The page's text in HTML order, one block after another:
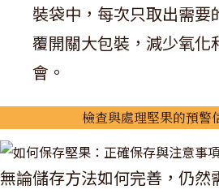
裝袋中，每次只取出需要
覆開關大包裝，減少氧化
會。
檢查與處理堅果的預警
無論儲存方法如何完善，仍然